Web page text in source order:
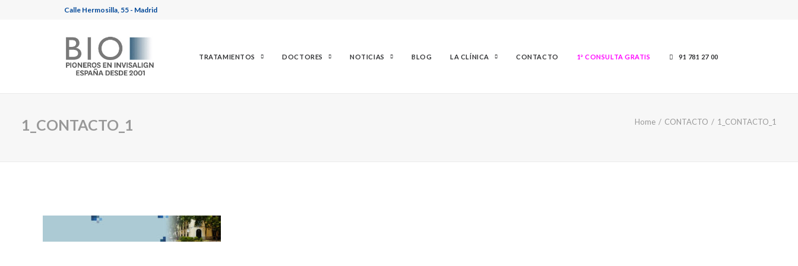
Calle Hermosilla, 55 - Madrid
TRATAMIENTOS DOCTORES NOTICIAS BLOG LA CLÍNICA CONTACTO 1ª CONSULTA GRATIS 91 781 27 00
1_CONTACTO_1 Home CONTACTO 1_CONTACTO_1